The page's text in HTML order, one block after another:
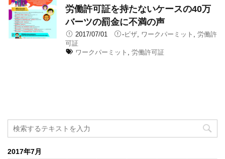
労働許可証を持たないケースの40万
バーツの罰金に不満の声
2017/07/01 -ビザ, ワークパーミット
労働許
可証
ワークパーミット
,労働許可証
2017年7月